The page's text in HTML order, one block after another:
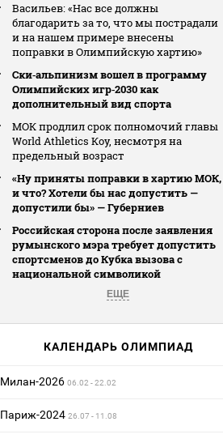
Васильев: «Нас все должны
благодарить за то, что мы пострадали
и на нашем примере внесены
поправки в Олимпийскую хартию»
Ски‑альпинизм вошел в программу
Олимпийских игр‑2030 как
дополнительный вид спорта
МОК продлил срок полномочий главы
World Athletics Коу, несмотря на
предельный возраст
«Ну приняты поправки в хартию МОК,
и что? Хотели бы нас допустить —
допустили бы» — Губерниев
Российская сторона после заявления
румынского мэра требует допустить
спортсменов до Кубка вызова с
национальной символикой
ЕЩЕ
КАЛЕНДАРЬ ОЛИМПИАД
Милан-2026 06.02 - 22.02
Париж-2024 26.07 - 11.08